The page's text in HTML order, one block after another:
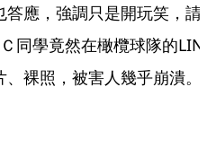
應，強調只是開玩笑，請
同學竟然在橄欖球隊的
裸照，被害人幾乎崩潰。